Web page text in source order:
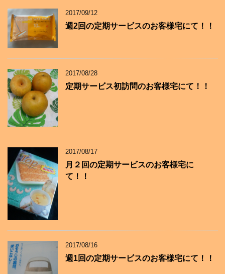
2017/09/12
週2回の定期サービスのお客様宅にて！！
2017/08/28
定期サービス初訪問のお客様宅にて！！
2017/08/17
月２回の定期サービスのお客様宅に
て！！
2017/08/16
週1回の定期サービスのお客様宅にて！！